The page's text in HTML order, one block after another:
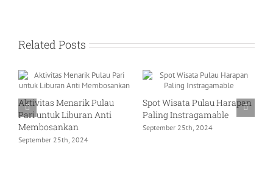
Related Posts
Menarik Pulau
Liburan Anti
25th, 2024
Spot Wisata Pulau Harapan
Paling Instragamable
September 25th, 2024
Pesona